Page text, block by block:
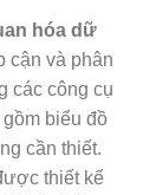
hóa dữ
cận và phân
các công cụ
biểu đồ
cần thiết.
thiết kế